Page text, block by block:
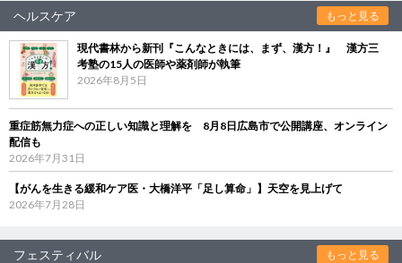
ヘルスケア もっと見る
現代書林から新刊『こんなときには、まず、漢方！』 漢方三
考塾の15人の医師や薬剤師が執筆
2026年8月5日
重症筋無力症への正しい知識と理解を 8月8日広島市で公開講座、オンライン
配信も
2026年7月31日
【がんを生きる緩和ケア医・大橋洋平「足し算命」】天空を見上げて
2026年7月28日
フェスティバル もっと見る